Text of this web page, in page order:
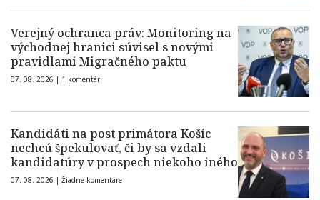
Verejný ochranca práv: Monitoring na
východnej hranici súvisel s novými
pravidlami Migračného paktu
07. 08. 2026 | 1 komentár
Kandidáti na post primátora Košíc
nechcú špekulovať, či by sa vzdali
kandidatúry v prospech niekoho iného
07. 08. 2026 | Žiadne komentáre